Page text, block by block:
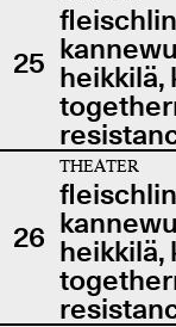
25 heikkilä,
26
THEATER
heikkilä,